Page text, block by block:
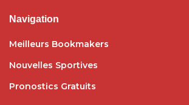
Navigation
Meilleurs Bookmakers
Nouvelles Sportives
Pronostics Gratuits